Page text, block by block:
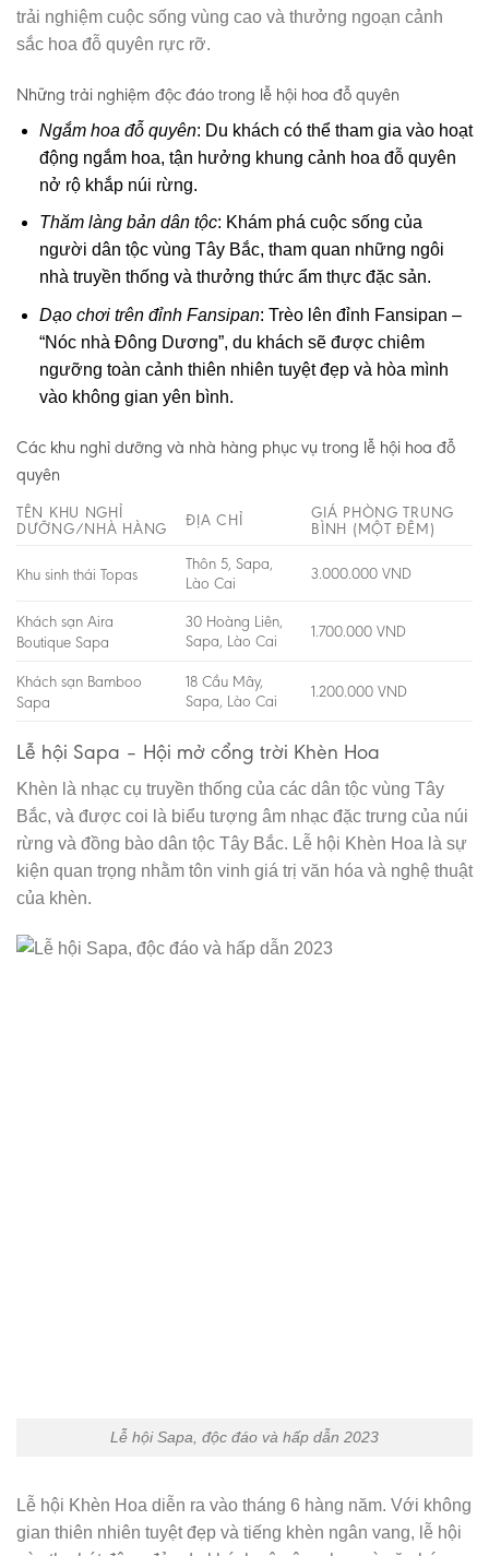
trải nghiệm cuộc sống vùng cao và thưởng ngoạn cảnh
sắc hoa đỗ quyên rực rỡ.
Những trải nghiệm độc đáo trong lễ hội hoa đỗ quyên
Ngắm hoa đỗ quyên: Du khách có thể tham gia vào hoạt
động ngắm hoa, tận hưởng khung cảnh hoa đỗ quyên
nở rộ khắp núi rừng.
Thăm làng bản dân tộc: Khám phá cuộc sống của
người dân tộc vùng Tây Bắc, tham quan những ngôi
nhà truyền thống và thưởng thức ẩm thực đặc sản.
Dạo chơi trên đỉnh Fansipan: Trèo lên đỉnh Fansipan –
“Nóc nhà Đông Dương”, du khách sẽ được chiêm
ngưỡng toàn cảnh thiên nhiên tuyệt đẹp và hòa mình
vào không gian yên bình.
Các khu nghỉ dưỡng và nhà hàng phục vụ trong lễ hội hoa đỗ
quyên
TÊN KHU NGHỈ
DƯỠNG/NHÀ HÀNG
ĐỊA CHỈ
GIÁ PHÒNG TRUNG
BÌNH (MỘT ĐÊM)
Khu sinh thái Topas
Thôn 5, Sapa,
Lào Cai
3.000.000 VND
Khách sạn Aira
Boutique Sapa
30 Hoàng Liên,
Sapa, Lào Cai
1.700.000 VND
Khách sạn Bamboo
Sapa
18 Cầu Mây,
Sapa, Lào Cai
1.200.000 VND
Lễ hội Sapa – Hội mở cổng trời Khèn Hoa
Khèn là nhạc cụ truyền thống của các dân tộc vùng Tây
Bắc, và được coi là biểu tượng âm nhạc đặc trưng của núi
rừng và đồng bào dân tộc Tây Bắc. Lễ hội Khèn Hoa là sự
kiện quan trọng nhằm tôn vinh giá trị văn hóa và nghệ thuật
của khèn.
Lễ hội Sapa, độc đáo và hấp dẫn 2023
Lễ hội Khèn Hoa diễn ra vào tháng 6 hàng năm. Với không
gian thiên nhiên tuyệt đẹp và tiếng khèn ngân vang, lễ hội